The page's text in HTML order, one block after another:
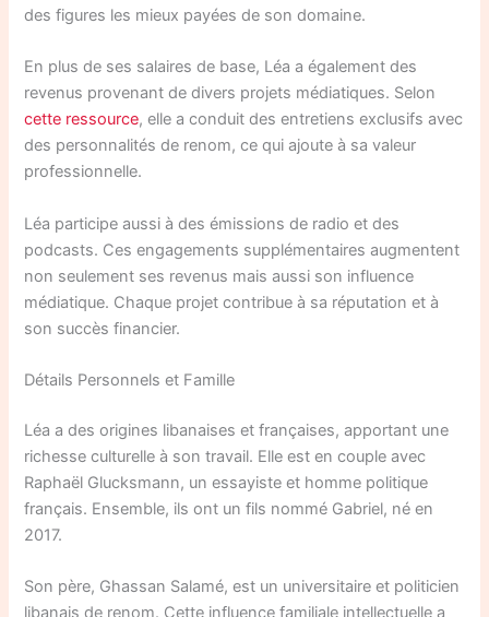
des figures les mieux payées de son domaine.
En plus de ses salaires de base, Léa a également des
revenus provenant de divers projets médiatiques. Selon
cette ressource, elle a conduit des entretiens exclusifs avec
des personnalités de renom, ce qui ajoute à sa valeur
professionnelle.
Léa participe aussi à des émissions de radio et des
podcasts. Ces engagements supplémentaires augmentent
non seulement ses revenus mais aussi son influence
médiatique. Chaque projet contribue à sa réputation et à
son succès financier.
Détails Personnels et Famille
Léa a des origines libanaises et françaises, apportant une
richesse culturelle à son travail. Elle est en couple avec
Raphaël Glucksmann, un essayiste et homme politique
français. Ensemble, ils ont un fils nommé Gabriel, né en
2017.
Son père, Ghassan Salamé, est un universitaire et politicien
libanais de renom. Cette influence familiale intellectuelle a